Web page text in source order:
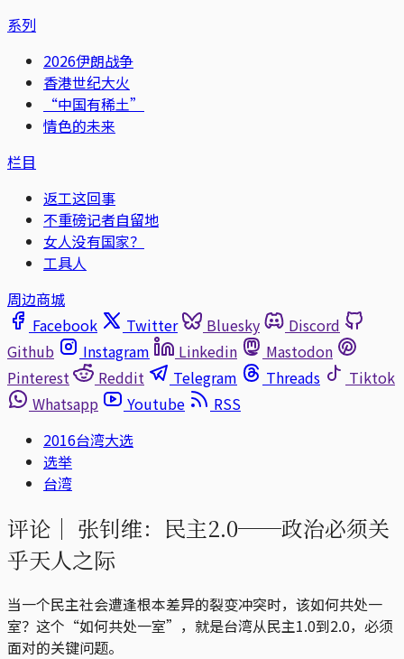
系列
2026伊朗战争
香港世纪大火
“中国有稀土”
情色的未来
栏目
返工这回事
不重磅记者自留地
女人没有国家？
工具人
周边商城
Facebook
Twitter Bluesky
Discord
Github
Instagram Linkedin
Mastodon
Pinterest
Reddit Telegram Threads
Tiktok
Whatsapp
Youtube
RSS
2016台湾大选
选举
台湾
评论｜ 张钊维：民主2.0──政治必须关
乎天人之际
当一个民主社会遭逢根本差异的裂变冲突时，该如何共处一
室？这个“如何共处一室”，就是台湾从民主1.0到2.0，必须
面对的关键问题。